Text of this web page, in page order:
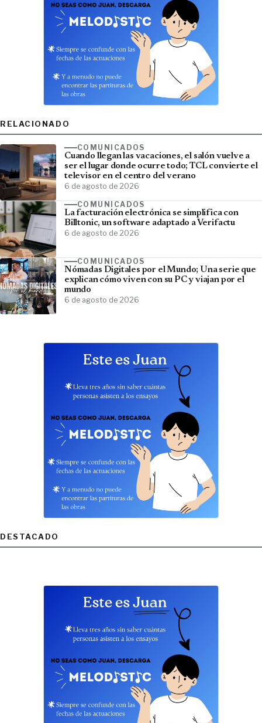
RELACIONADO
COMUNICADOS
Cuando llegan las vacaciones, el salón vuelve a
ser el lugar donde ocurre todo; TCL convierte el
televisor en el centro del verano
6 de agosto de 2026
COMUNICADOS
La facturación electrónica se simplifica con
Billtonic, un software adaptado a Verifactu
6 de agosto de 2026
COMUNICADOS
Nómadas Digitales por el Mundo; Una serie que
explican cómo viven con su PC y viajan por el
mundo
6 de agosto de 2026
DESTACADO